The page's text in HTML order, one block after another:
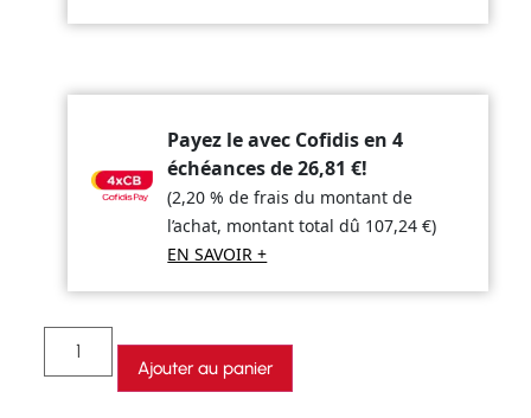
Payez le avec Cofidis en 4
échéances de26,81€!
(2,20 % de frais du montant de
l’achat, montant total dû 107,24€)
EN SAVOIR +
Ajouter au panier